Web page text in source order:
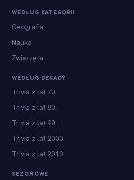
WEDŁUG KATEGORII
Geografia
Nauka
Zwierzęta
WEDŁUG DEKADY
Trivia z lat 70.
Trivia z lat 80.
Trivia z lat 90.
Trivia z lat 2000
Trivia z lat 2010
SEZONOWE